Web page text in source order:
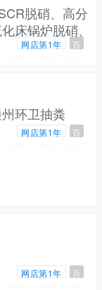
脱硝、高分
床锅炉脱硝、
网店第1年 百
环卫抽粪
网店第1年 百
网店第1年 百